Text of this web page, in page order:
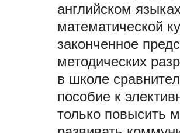
английском
математической
законченное
методических
в школе
пособие к
только повысить